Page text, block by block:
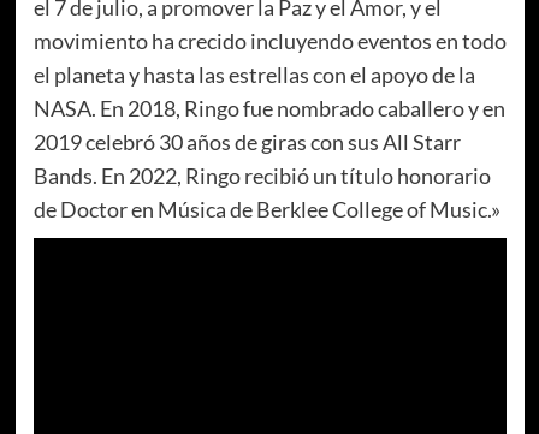
el 7 de julio, a promover la Paz y el Amor, y el
movimiento ha crecido incluyendo eventos en todo
el planeta y hasta las estrellas con el apoyo de la
NASA. En 2018, Ringo fue nombrado caballero y en
2019 celebró 30 años de giras con sus All Starr
Bands. En 2022, Ringo recibió un título honorario
de Doctor en Música de Berklee College of Music.»